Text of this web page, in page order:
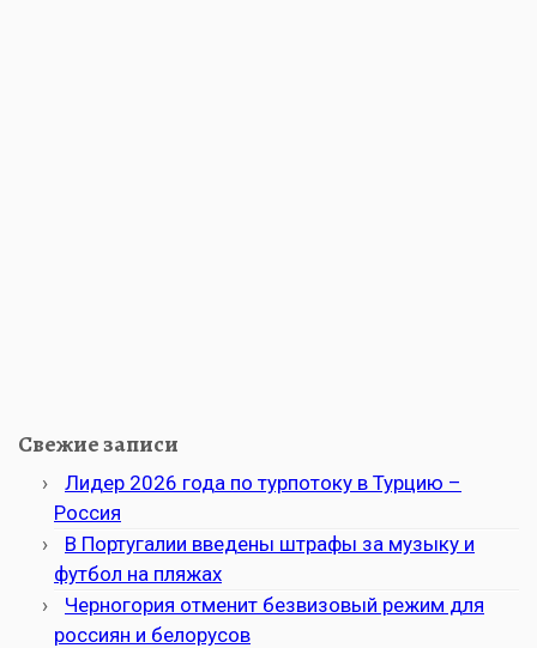
Свежие записи
Лидер 2026 года по турпотоку в Турцию –
Россия
В Португалии введены штрафы за музыку и
футбол на пляжах
Черногория отменит безвизовый режим для
россиян и белорусов